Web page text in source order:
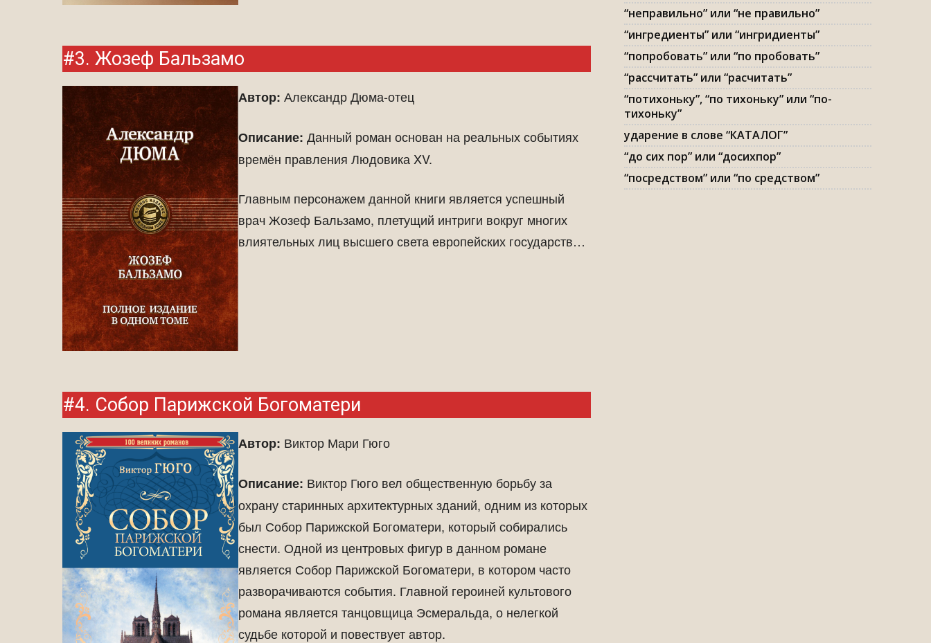
#3. Жозеф Бальзамо
Автор: Александр Дюма-отец
Описание: Данный роман основан на реальных событиях
времён правления Людовика XV.
Главным персонажем данной книги является успешный
врач Жозеф Бальзамо, плетущий интриги вокруг многих
влиятельных лиц высшего света европейских государств…
#4. Собор Парижской Богоматери
Автор: Виктор Мари Гюго
Описание: Виктор Гюго вел общественную борьбу за
охрану старинных архитектурных зданий, одним из которых
был Собор Парижской Богоматери, который собирались
снести. Одной из центровых фигур в данном романе
является Собор Парижской Богоматери, в котором часто
разворачиваются события. Главной героиней культового
романа является танцовщица Эсмеральда, о нелегкой
судьбе которой и повествует автор.
“неправильно” или “не правильно”
“ингредиенты” или “ингридиенты”
“попробовать” или “по пробовать”
“рассчитать” или “расчитать”
“потихоньку”, “по тихоньку” или “по-
тихоньку”
ударение в слове “КАТАЛОГ”
“до сих пор” или “досихпор”
“посредством” или “по средством”